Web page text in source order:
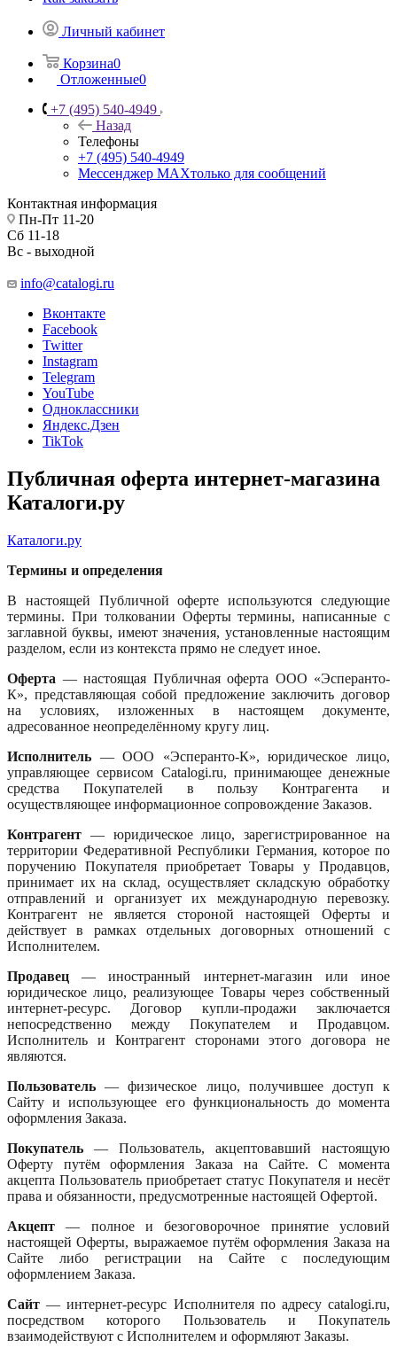
Личный кабинет
Корзина0
Отложенные0
+7 (495) 540-4949
Назад
Телефоны
+7 (495) 540-4949
Мессенджер МАХтолько для сообщений
Контактная информация
Пн-Пт 11-20
Сб 11-18
Вс - выходной
info@catalogi.ru
Вконтакте
Facebook
Twitter
Instagram
Telegram
YouTube
Одноклассники
Яндекс.Дзен
TikTok
Публичная оферта интернет-магазина
Каталоги.ру
Каталоги.ру
Термины и определения
В настоящей Публичной оферте используются следующие
термины. При толковании Оферты термины, написанные с
заглавной буквы, имеют значения, установленные настоящим
разделом, если из контекста прямо не следует иное.
Оферта — настоящая Публичная оферта ООО «Эсперанто-
К», представляющая собой предложение заключить договор
на условиях, изложенных в настоящем документе,
адресованное неопределённому кругу лиц.
Исполнитель — ООО «Эсперанто-К», юридическое лицо,
управляющее сервисом Catalogi.ru, принимающее денежные
средства Покупателей в пользу Контрагента и
осуществляющее информационное сопровождение Заказов.
Контрагент — юридическое лицо, зарегистрированное на
территории Федеративной Республики Германия, которое по
поручению Покупателя приобретает Товары у Продавцов,
принимает их на склад, осуществляет складскую обработку
отправлений и организует их международную перевозку.
Контрагент не является стороной настоящей Оферты и
действует в рамках отдельных договорных отношений с
Исполнителем.
Продавец — иностранный интернет-магазин или иное
юридическое лицо, реализующее Товары через собственный
интернет-ресурс. Договор купли-продажи заключается
непосредственно между Покупателем и Продавцом.
Исполнитель и Контрагент сторонами этого договора не
являются.
Пользователь — физическое лицо, получившее доступ к
Сайту и использующее его функциональность до момента
оформления Заказа.
Покупатель — Пользователь, акцептовавший настоящую
Оферту путём оформления Заказа на Сайте. С момента
акцепта Пользователь приобретает статус Покупателя и несёт
права и обязанности, предусмотренные настоящей Офертой.
Акцепт — полное и безоговорочное принятие условий
настоящей Оферты, выражаемое путём оформления Заказа на
Сайте либо регистрации на Сайте с последующим
оформлением Заказа.
Сайт — интернет-ресурс Исполнителя по адресу catalogi.ru,
посредством которого Пользователь и Покупатель
взаимодействуют с Исполнителем и оформляют Заказы.